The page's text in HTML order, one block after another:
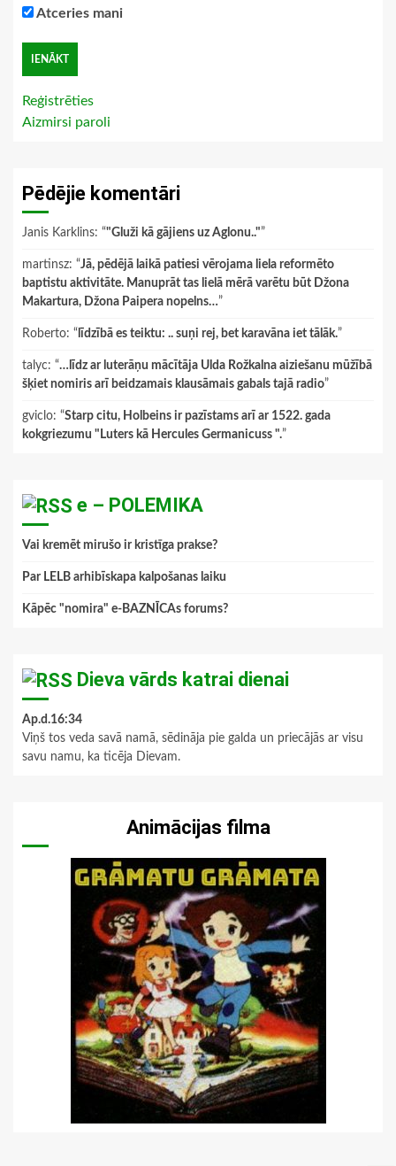
Atceries mani
Reģistrēties
Aizmirsi paroli
Pēdējie komentāri
Janis Karklins: “"Gluži kā gājiens uz Aglonu.."”
martinsz: “Jā, pēdējā laikā patiesi vērojama liela reformēto
baptistu aktivitāte. Manuprāt tas lielā mērā varētu būt Džona
Makartura, Džona Paipera nopelns…”
Roberto: “ līdzībā es teiktu: .. suņi rej, bet karavāna iet tālāk.”
talyc: “…līdz ar luterāņu mācītāja Ulda Rožkalna aiziešanu mūžībā
šķiet nomiris arī beidzamais klausāmais gabals tajā radio”
gviclo: “Starp citu, Holbeins ir pazīstams arī ar 1522. gada
kokgriezumu "Luters kā Hercules Germanicuss ".”
e – POLEMIKA
Vai kremēt mirušo ir kristīga prakse?
Par LELB arhibīskapa kalpošanas laiku
Kāpēc "nomira" e-BAZNĪCAs forums?
Dieva vārds katrai dienai
Ap.d.16:34
Viņš tos veda savā namā, sēdināja pie galda un priecājās ar visu
savu namu, ka ticēja Dievam.
Animācijas filma